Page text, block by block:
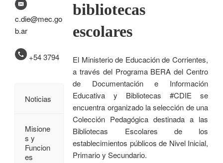
bibliotecas
escolares
El Ministerio de Educación de Corrientes,
a través del Programa BERA del Centro
de Documentación e Información
Educativa y Bibliotecas #CDIE se
encuentra organizado la selección de una
Colección Pedagógica destinada a las
Bibliotecas Escolares de los
establecimientos públicos de Nivel Inicial,
Primario y Secundario.
c.die@mec.go
b.ar
+54 3794
Noticias
Misione
s y
Funcion
es